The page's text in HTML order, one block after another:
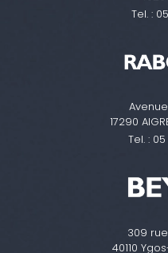
Tel. :
17290
Tel. :
309
40110